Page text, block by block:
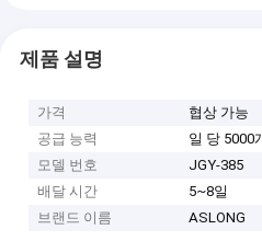
제품 설명
가격
협상 가능
공급 능력
일 당 5000
모델 번호
JGY-385
배달 시간
5~8일
브랜드 이름
ASLONG